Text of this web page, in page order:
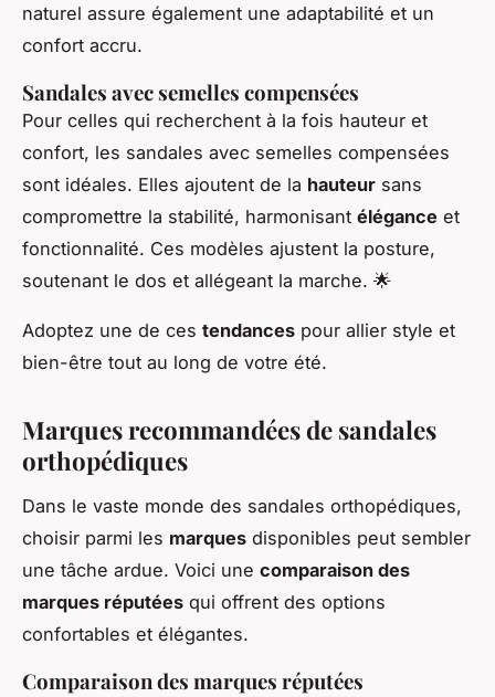
naturel assure également une adaptabilité et un
confort accru.
Sandales avec semelles compensées
Pour celles qui recherchent à la fois hauteur et
confort, les sandales avec semelles compensées
sont idéales. Elles ajoutent de la hauteur sans
compromettre la stabilité, harmonisant élégance et
fonctionnalité. Ces modèles ajustent la posture,
soutenant le dos et allégeant la marche. 🌟
Adoptez une de ces tendances pour allier style et
bien-être tout au long de votre été.
Marques recommandées de sandales
orthopédiques
Dans le vaste monde des sandales orthopédiques,
choisir parmi les marques disponibles peut sembler
une tâche ardue. Voici une comparaison des
marques réputées qui offrent des options
confortables et élégantes.
Comparaison des marques réputées